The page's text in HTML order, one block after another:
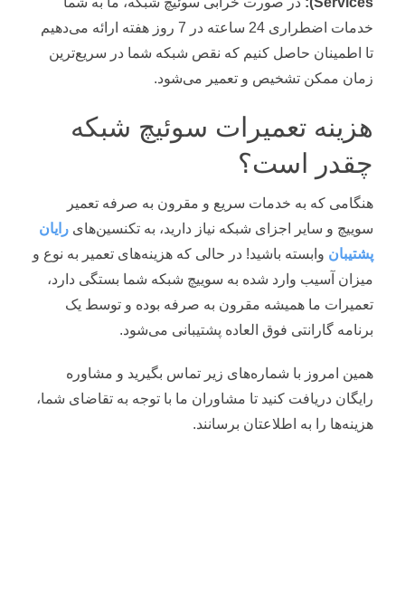
خدمات اضطراری 24 ساعته در 7 روز هفته ارائه می‌دهیم
تا اطمینان حاصل کنیم که نقص شبکه شما در سریع‌ترین
زمان ممکن تشخیص و تعمیر می‌شود.
هزینه تعمیرات سوئیچ شبکه
چقدر است؟
هنگامی که به خدمات سریع و مقرون به صرفه تعمیر
سوییچ و سایر اجزای شبکه نیاز دارید، به تکنسین‌های رایان
پشتیبان وابسته باشید! در حالی که هزینه‌های تعمیر به نوع و
میزان آسیب وارد شده به سوییچ شبکه شما بستگی دارد،
تعمیرات ما همیشه مقرون به صرفه بوده و توسط یک
برنامه گارانتی فوق العاده پشتیبانی می‌شود.
همین امروز با شماره‌های زیر تماس بگیرید و مشاوره
رایگان دریافت کنید تا مشاوران ما با توجه به تقاضای شما،
هزینه‌ها را به اطلاعتان برسانند.